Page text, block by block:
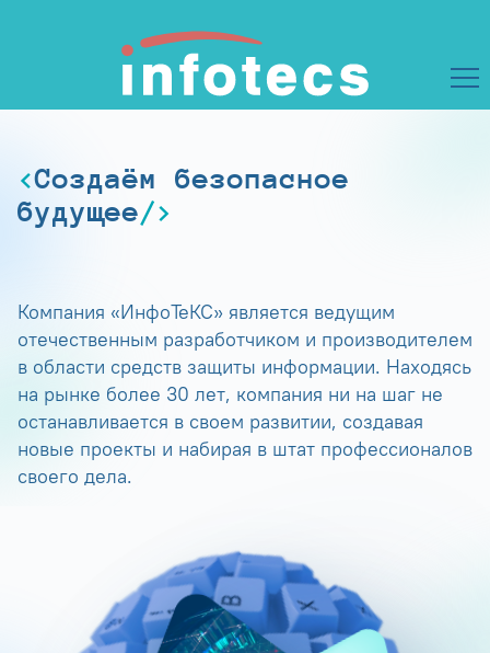
Создаём безопасное
будущее
Компания «ИнфоТеКС» является ведущим
отечественным разработчиком и производителем
в области средств защиты информации. Находясь
на рынке более 30 лет, компания ни на шаг не
останавливается в своем развитии, создавая
новые проекты и набирая в штат профессионалов
своего дела.